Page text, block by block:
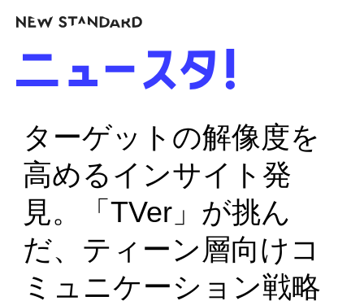
ターゲットの解像度を
高めるインサイト発
見。「TVer」が挑ん
だ、ティーン層向けコ
ミュニケーション戦略